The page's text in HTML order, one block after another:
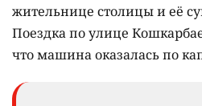
жительнице столицы и её
Поездка по улице
что машина оказалась по